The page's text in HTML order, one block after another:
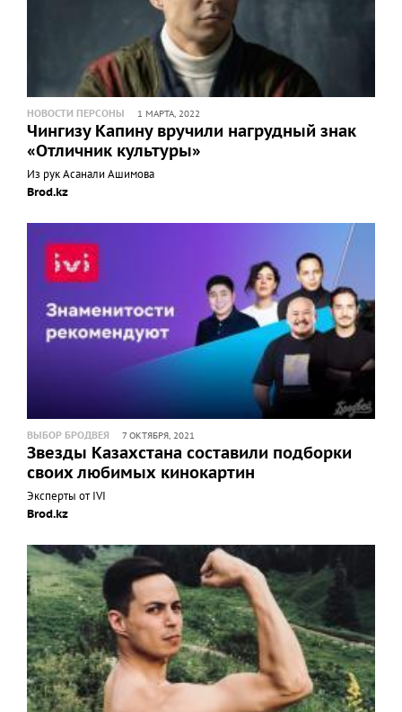
НОВОСТИ ПЕРСОНЫ 1 МАРТА, 2022
Чингизу Капину вручили нагрудный знак
«Отличник культуры»
Из рук Асанали Ашимова
Brod.kz
ВЫБОР БРОДВЕЯ 7 ОКТЯБРЯ, 2021
Звезды Казахстана составили подборки
своих любимых кинокартин
Эксперты от IVI
Brod.kz